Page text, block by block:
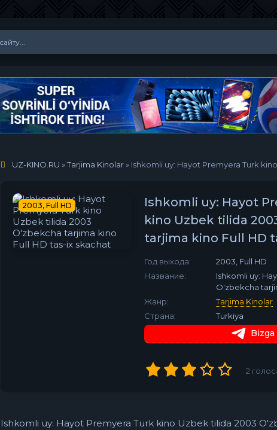
UZ-KINO.RU »Tarjima Kinolar» Ishkomli uy: Hayot Premyera Turk kino
2003, Full HD
Ishkomli uy: Hayot
kino Uzbek tilida
tarjima kino Full HD
Год выхода:
2003, Full HD
Название:
Ishkomli uy:
O'zbekcha
Жанр:
Tarjima Kinolar
Страна:
Turkiya
2
Ishkomli uy: Hayot Premyera Turk kino Uzbek tilida 2003